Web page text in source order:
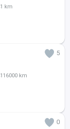
1 km
5
116000 km
0